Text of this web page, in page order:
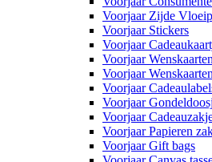
Voorjaar Zijde
Voorjaar Stickers
Voorjaar
Voorjaar Wenskaarten
Voorjaar
Voorjaar
Voorjaar
Voorjaar
Voorjaar Papieren
Voorjaar Gift bags